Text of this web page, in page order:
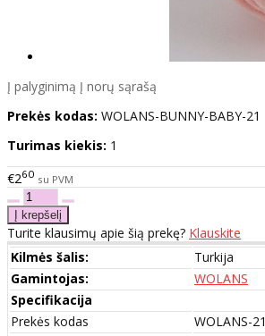
Į palyginimą Į norų sąrašą
Prekės kodas: WOLANS-BUNNY-BABY-21
Turimas kiekis: 1
€260 su PVM
Turite klausimų apie šią prekę? Klauskite
Kilmės šalis:
Turkija
Gamintojas:
WOLANS
Specifikacija
Prekės kodas
WOLANS-21